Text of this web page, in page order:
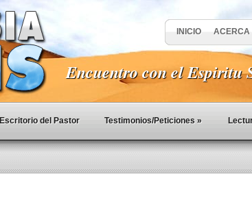
INICIO ACERCA
Encuentro con el Espiritu
Escritorio del Pastor Testimonios/Peticiones »